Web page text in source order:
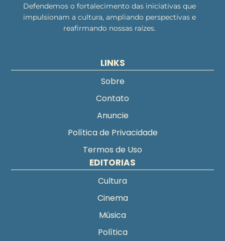
Defendemos o fortalecimento das iniciativas que
impulsionam a cultura, ampliando perspectivas e
reafirmando nossas raízes.
LINKS
Sobre
Contato
Anuncie
Política de Privacidade
Termos de Uso
EDITORIAS
Cultura
Cinema
Música
Política